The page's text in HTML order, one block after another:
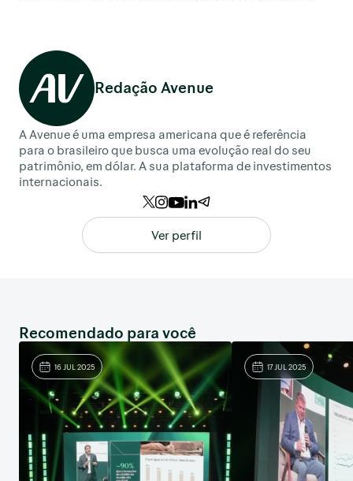
Redação Avenue
A Avenue é uma empresa americana que é referência
para o brasileiro que busca uma evolução real do seu
patrimônio, em dólar. A sua plataforma de investimentos
internacionais.
Ver perfil
Recomendado para você
16 JUL 2025 17 JUL 2025